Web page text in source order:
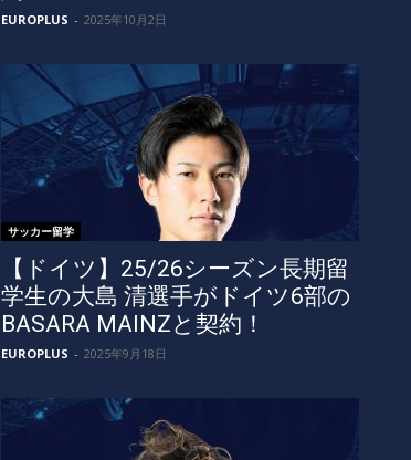
EUROPLUS - 2025年10月2日
サッカー留学
【ドイツ】25/26シーズン長期留
学生の大島 清選手がドイツ6部の
BASARA MAINZと契約！
EUROPLUS - 2025年9月18日